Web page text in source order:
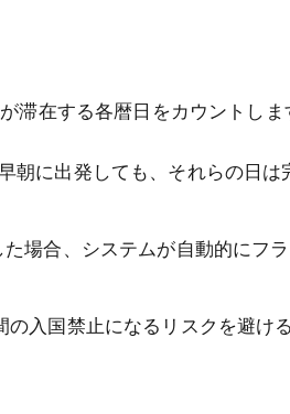
滞在する各暦日をカウントしま
朝に出発しても、それらの日
た場合、システムが自動的にフ
の入国禁止になるリスクを避